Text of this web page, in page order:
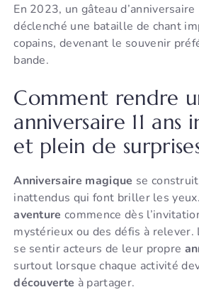
En 2023, un gâteau
déclenché une bataille de chant
copains, devenant le souvenir
bande.
Comment rendre
anniversaire 11 ans
et plein de
Anniversaire magique se
inattendus qui font briller les
aventure commence dès
mystérieux ou des défis à relever.
se sentir acteurs de leur propre
surtout lorsque chaque activité
découverte à partager.